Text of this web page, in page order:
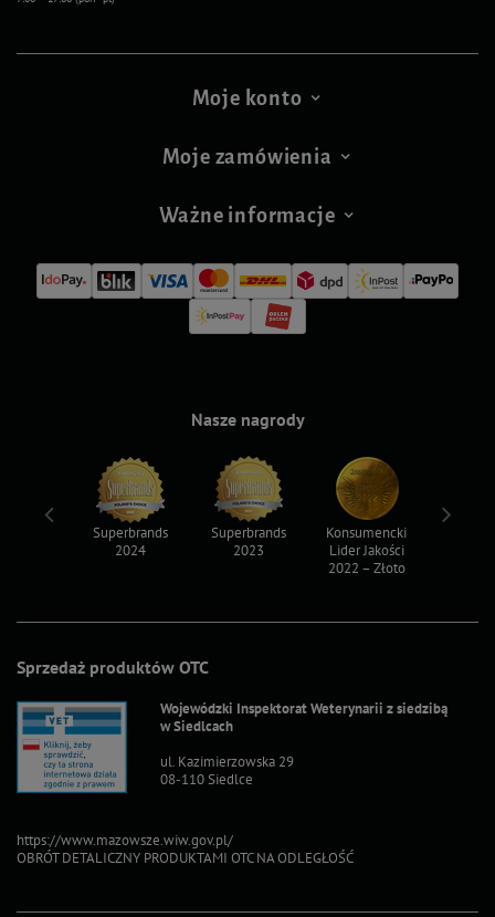
Moje konto
Moje zamówienia
Ważne informacje
Sprzedaż produktów OTC
Wojewódzki Inspektorat Weterynarii z siedzibą
w Siedlcach
ul. Kazimierzowska 29
08-110 Siedlce
https://www.mazowsze.wiw.gov.pl/
OBRÓT DETALICZNY PRODUKTAMI OTC NA ODLEGŁOŚĆ
Nasze nagrody
Superbrands
2024
Superbrands
2023
Konsumencki
Lider Jakości
2022 – Złoto